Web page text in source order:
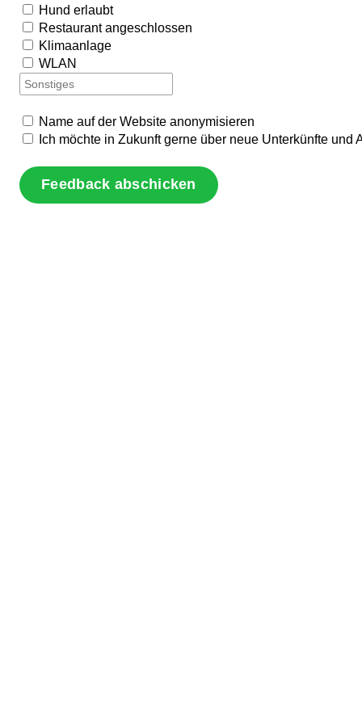
Hund erlaubt
Restaurant angeschlossen
Klimaanlage
WLAN
Name auf der Website anonymisieren
Ich möchte in Zukunft gerne über neue Unterkünfte und